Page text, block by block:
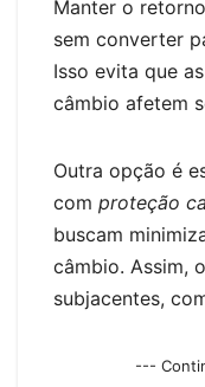
Manter o
sem converter
Isso evita que
câmbio afetem
Outra opção é
com proteção
buscam
câmbio. Assim,
subjacentes,
---